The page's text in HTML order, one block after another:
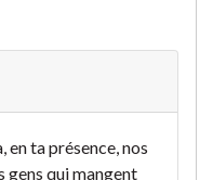
en ta présence, nos
gens qui mangent